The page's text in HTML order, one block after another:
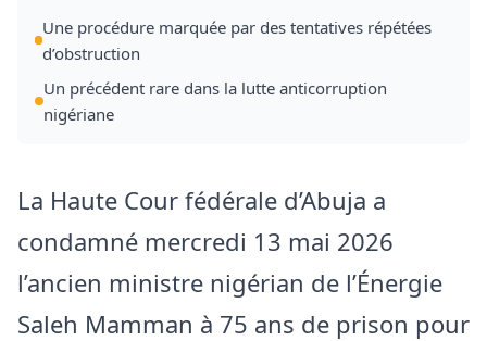
Une procédure marquée par des tentatives répétées
d’obstruction
Un précédent rare dans la lutte anticorruption
nigériane
La Haute Cour fédérale d’Abuja a
condamné mercredi 13 mai 2026
l’ancien ministre nigérian de l’Énergie
Saleh Mamman à 75 ans de prison pour